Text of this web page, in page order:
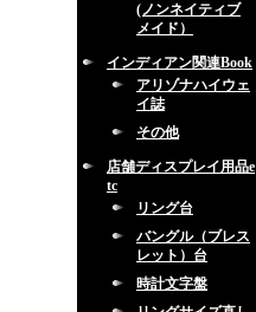
(ノンネイティブ
メイド）
インディアン関連Book
アリゾナハイウェ
イ誌
その他
店舗ディスプレイ用品e
tc
リング台
バングル（ブレス
レット）台
時計文字盤